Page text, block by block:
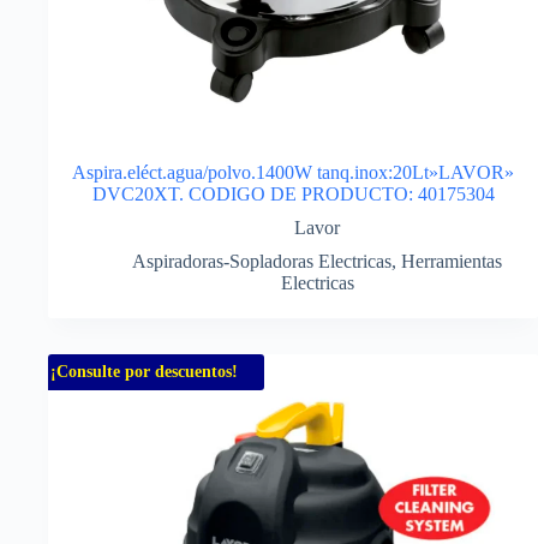
Aspira.eléct.agua/polvo.1400W tanq.inox:20Lt»LAVOR»
DVC20XT. CODIGO DE PRODUCTO: 40175304
Lavor
Aspiradoras-Sopladoras Electricas, Herramientas
Electricas
¡Consulte por descuentos!